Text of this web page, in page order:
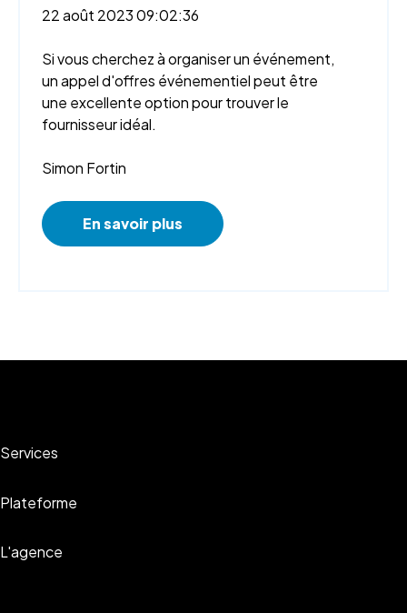
22 août 2023 09:02:36
Si vous cherchez à organiser un événement,
un appel d'offres événementiel peut être
une excellente option pour trouver le
fournisseur idéal.
Simon Fortin
En savoir plus
Services
Plateforme
L'agence